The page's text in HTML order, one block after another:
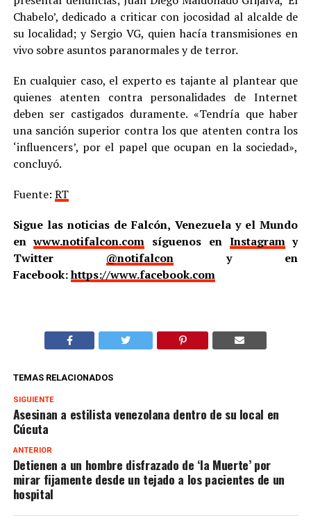
Chabelo’, dedicado a criticar con jocosidad al alcalde de
su localidad; y Sergio VG, quien hacía transmisiones en
vivo sobre asuntos paranormales y de terror.
En cualquier caso, el experto es tajante al plantear que
quienes atenten contra personalidades de Internet
deben ser castigados duramente. «Tendría que haber
una sanción superior contra los que atenten contra los
‘influencers’, por el papel que ocupan en la sociedad»,
concluyó.
Fuente: RT
Sigue las noticias de Falcón, Venezuela y el Mundo
enwww.notifalcon.com síguenos en Instagramy
Twitter @notifalcony en
Facebook:https://www.facebook.com
TEMAS RELACIONADOS
SIGUIENTE
Asesinan a estilista venezolana dentro de su local en
Cúcuta
ANTERIOR
Detienen a un hombre disfrazado de ‘la Muerte’ por
mirar fijamente desde un tejado a los pacientes de un
hospital